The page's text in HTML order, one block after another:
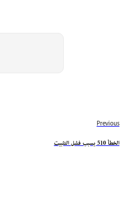
Previous
الخطأ 510 يسبب فشل التثبيت